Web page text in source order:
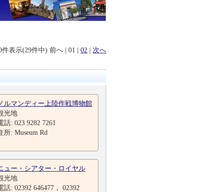
件表示(29件中) 前へ | 01 | 02 | 次へ
ルマンディー上陸作戦博物館
光地
話: 023 9282 7261
所: Museum Rd
ュー・シアター・ロイヤル
光地
話: 02392 646477， 02392